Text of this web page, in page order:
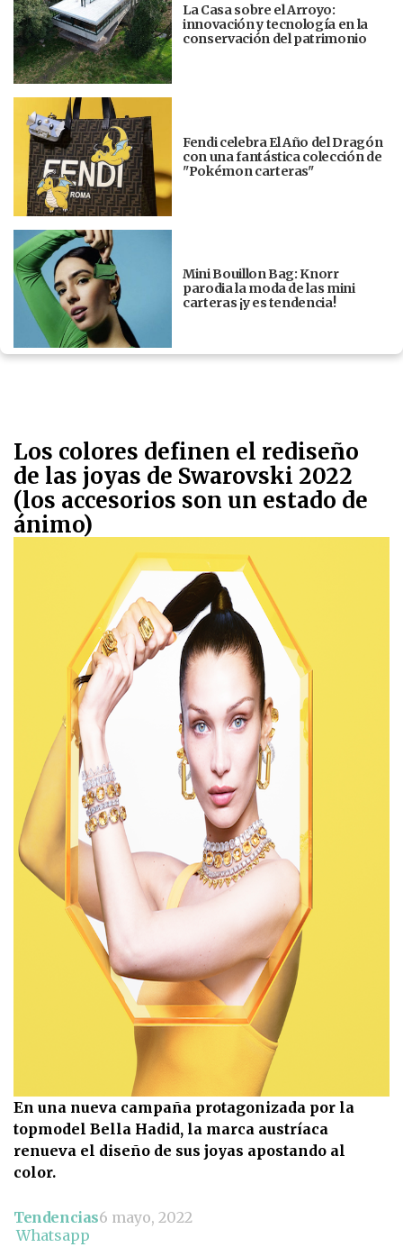
La Casa sobre el Arroyo:
innovación y tecnología en la
conservación del patrimonio
Fendi celebra El Año del Dragón
con una fantástica colección de
"Pokémon carteras"
Mini Bouillon Bag: Knorr
parodia la moda de las mini
carteras ¡y es tendencia!
Los colores definen el rediseño
de las joyas de Swarovski 2022
(los accesorios son un estado de
ánimo)
En una nueva campaña protagonizada por la
topmodel Bella Hadid, la marca austríaca
renueva el diseño de sus joyas apostando al
color.
Tendencias6 mayo, 2022
Whatsapp